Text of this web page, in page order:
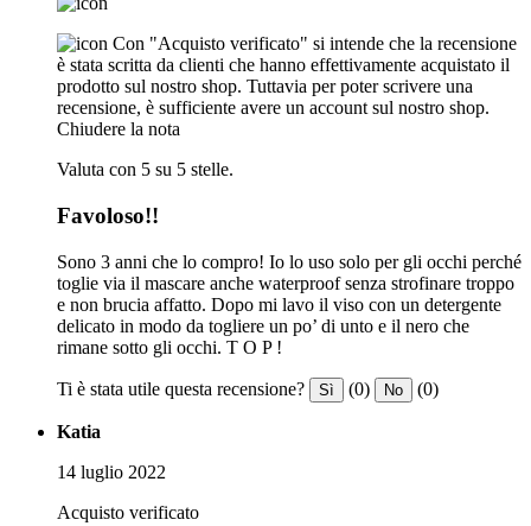
Con "Acquisto verificato" si intende che la recensione
è stata scritta da clienti che hanno effettivamente acquistato il
prodotto sul nostro shop. Tuttavia per poter scrivere una
recensione, è sufficiente avere un account sul nostro shop.
Chiudere la nota
Valuta con 5 su 5 stelle.
Favoloso!!
Sono 3 anni che lo compro! Io lo uso solo per gli occhi perché
toglie via il mascare anche waterproof senza strofinare troppo
e non brucia affatto. Dopo mi lavo il viso con un detergente
delicato in modo da togliere un po’ di unto e il nero che
rimane sotto gli occhi. T O P !
Ti è stata utile questa recensione? Sì (0) No (0)
Katia
14 luglio 2022
Acquisto verificato